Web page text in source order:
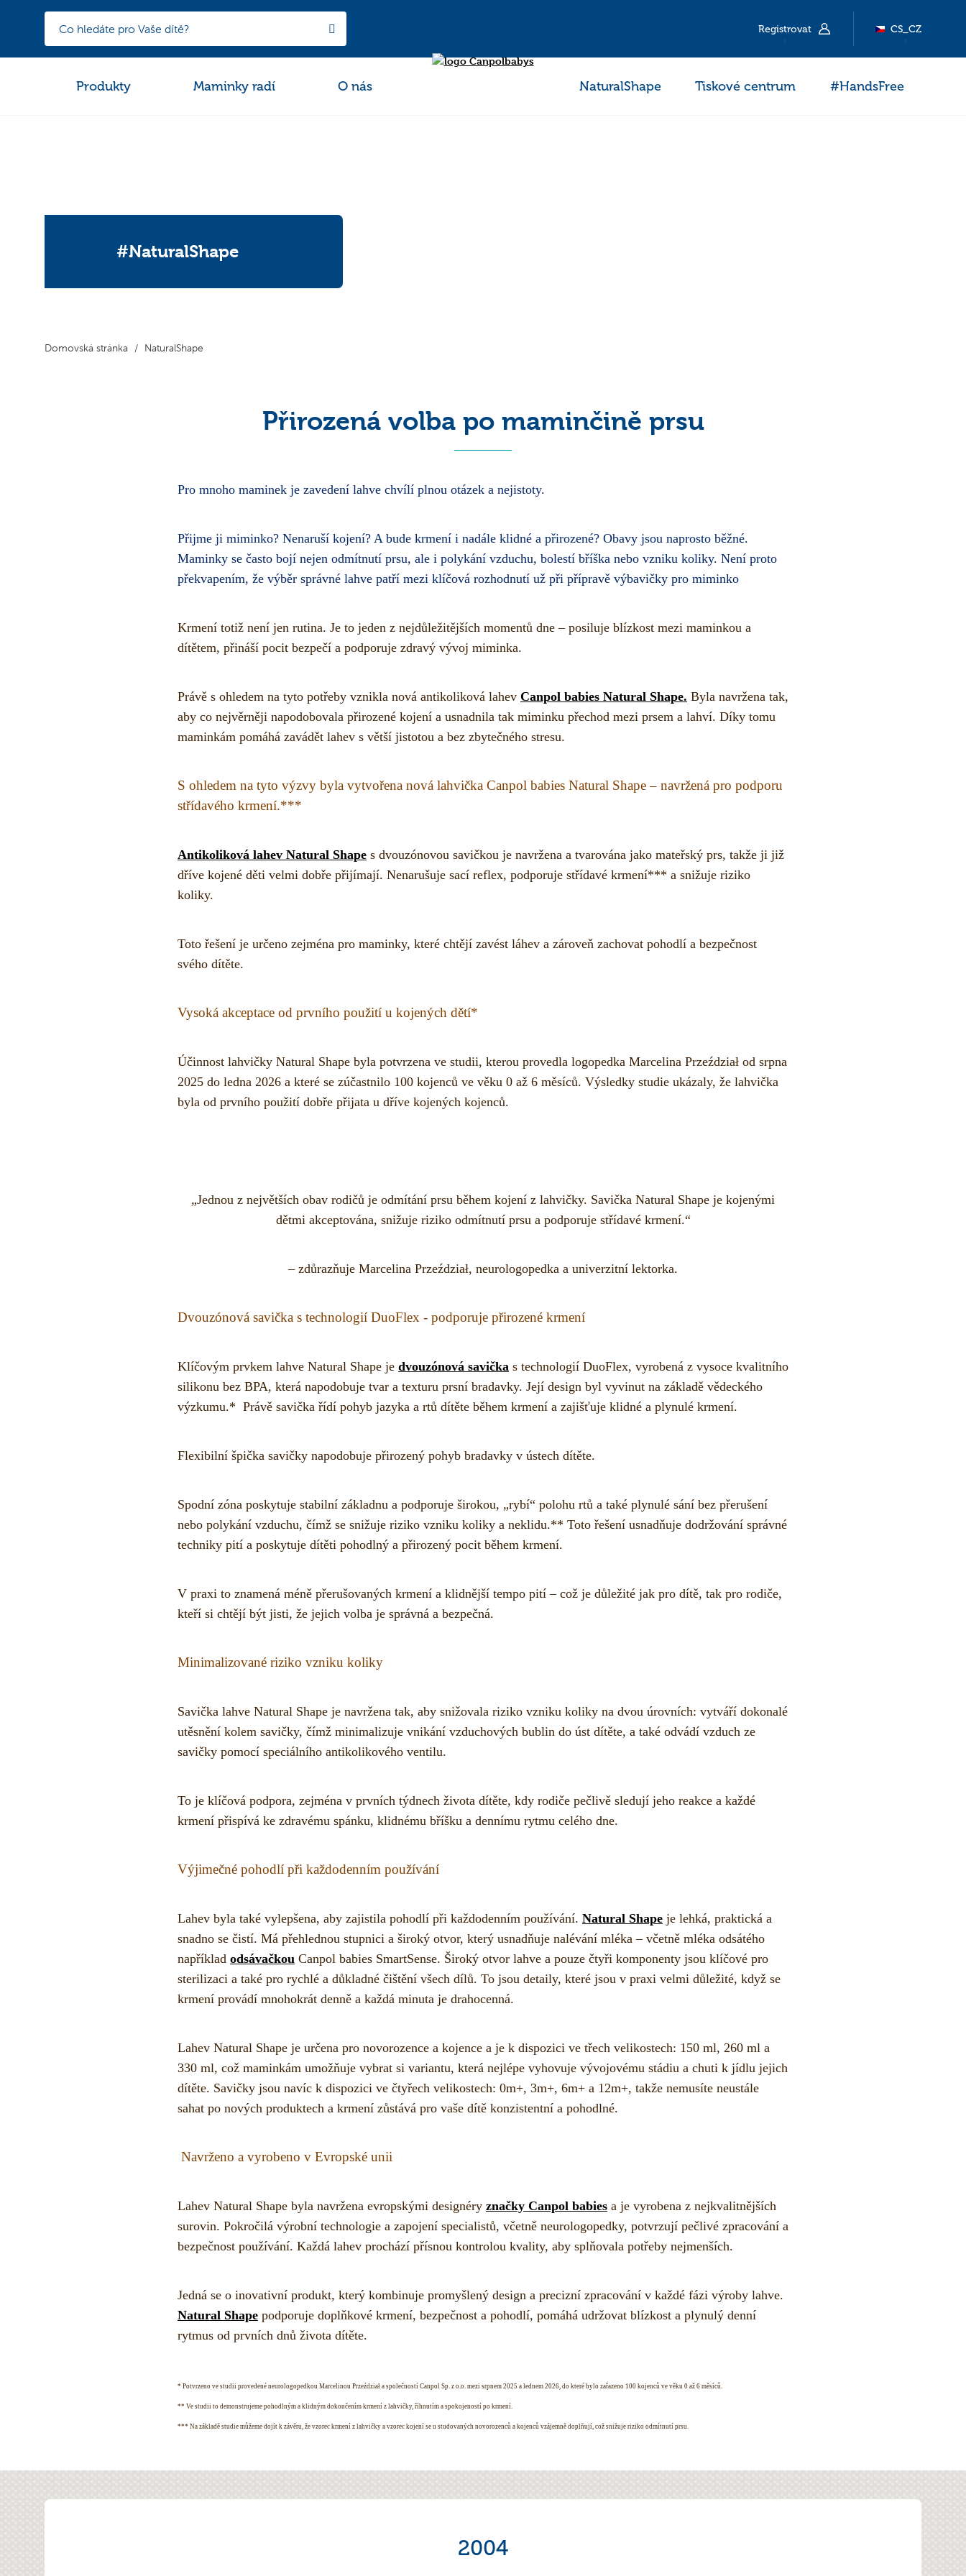
Registrovat CS_CZ
Produkty Maminky radí O nás NaturalShape Tiskové centrum #HandsFree
#NaturalShape
Domovská stránka NaturalShape
Přirozená volba po maminčině prsu
Pro mnoho maminek je zavedení lahve chvílí plnou otázek a nejistoty.
Přijme ji miminko? Nenaruší kojení? A bude krmení i nadále klidné a přirozené? Obavy jsou naprosto běžné.
Maminky se často bojí nejen odmítnutí prsu, ale i polykání vzduchu, bolestí bříška nebo vzniku koliky. Není proto
překvapením, že výběr správné lahve patří mezi klíčová rozhodnutí už při přípravě výbavičky pro miminko
Krmení totiž není jen rutina. Je to jeden z nejdůležitějších momentů dne – posiluje blízkost mezi maminkou a
dítětem, přináší pocit bezpečí a podporuje zdravý vývoj miminka.
Právě s ohledem na tyto potřeby vznikla nová antikoliková lahev Canpol babies Natural Shape. Byla navržena tak,
aby co nejvěrněji napodobovala přirozené kojení a usnadnila tak miminku přechod mezi prsem a lahví. Díky tomu
maminkám pomáhá zavádět lahev s větší jistotou a bez zbytečného stresu.
S ohledem na tyto výzvy byla vytvořena nová lahvička Canpol babies Natural Shape – navržená pro podporu
střídavého krmení.***
Antikoliková lahev Natural Shape s dvouzónovou savičkou je navržena a tvarována jako mateřský prs, takže ji již
dříve kojené děti velmi dobře přijímají. Nenarušuje sací reflex, podporuje střídavé krmení*** a snižuje riziko
koliky.
Toto řešení je určeno zejména pro maminky, které chtějí zavést láhev a zároveň zachovat pohodlí a bezpečnost
svého dítěte.
Vysoká akceptace od prvního použití u kojených dětí*
Účinnost lahvičky Natural Shape byla potvrzena ve studii, kterou provedla logopedka Marcelina Przeździał od srpna
2025 do ledna 2026 a které se zúčastnilo 100 kojenců ve věku 0 až 6 měsíců. Výsledky studie ukázaly, že lahvička
byla od prvního použití dobře přijata u dříve kojených kojenců.
„Jednou z největších obav rodičů je odmítání prsu během kojení z lahvičky. Savička Natural Shape je kojenými
dětmi akceptována, snižuje riziko odmítnutí prsu a podporuje střídavé krmení.“
– zdůrazňuje Marcelina Przeździał, neurologopedka a univerzitní lektorka.
Dvouzónová savička s technologií DuoFlex - podporuje přirozené krmení
Klíčovým prvkem lahve Natural Shape je dvouzónová savička s technologií DuoFlex, vyrobená z vysoce kvalitního
silikonu bez BPA, která napodobuje tvar a texturu prsní bradavky. Její design byl vyvinut na základě vědeckého
výzkumu.* Právě savička řídí pohyb jazyka a rtů dítěte během krmení a zajišťuje klidné a plynulé krmení.
Flexibilní špička savičky napodobuje přirozený pohyb bradavky v ústech dítěte.
Spodní zóna poskytuje stabilní základnu a podporuje širokou, „rybí“ polohu rtů a také plynulé sání bez přerušení
nebo polykání vzduchu, čímž se snižuje riziko vzniku koliky a neklidu.** Toto řešení usnadňuje dodržování správné
techniky pití a poskytuje dítěti pohodlný a přirozený pocit během krmení.
V praxi to znamená méně přerušovaných krmení a klidnější tempo pití – což je důležité jak pro dítě, tak pro rodiče,
kteří si chtějí být jisti, že jejich volba je správná a bezpečná.
Minimalizované riziko vzniku koliky
Savička lahve Natural Shape je navržena tak, aby snižovala riziko vzniku koliky na dvou úrovních: vytváří dokonalé
utěsnění kolem savičky, čímž minimalizuje vnikání vzduchových bublin do úst dítěte, a také odvádí vzduch ze
savičky pomocí speciálního antikolikového ventilu.
To je klíčová podpora, zejména v prvních týdnech života dítěte, kdy rodiče pečlivě sledují jeho reakce a každé
krmení přispívá ke zdravému spánku, klidnému bříšku a dennímu rytmu celého dne.
Výjimečné pohodlí při každodenním používání
Lahev byla také vylepšena, aby zajistila pohodlí při každodenním používání. Natural Shape je lehká, praktická a
snadno se čistí. Má přehlednou stupnici a široký otvor, který usnadňuje nalévání mléka – včetně mléka odsátého
například odsávačkou Canpol babies SmartSense. Široký otvor lahve a pouze čtyři komponenty jsou klíčové pro
sterilizaci a také pro rychlé a důkladné čištění všech dílů. To jsou detaily, které jsou v praxi velmi důležité, když se
krmení provádí mnohokrát denně a každá minuta je drahocenná.
Lahev Natural Shape je určena pro novorozence a kojence a je k dispozici ve třech velikostech: 150 ml, 260 ml a
330 ml, což maminkám umožňuje vybrat si variantu, která nejlépe vyhovuje vývojovému stádiu a chuti k jídlu jejich
dítěte. Savičky jsou navíc k dispozici ve čtyřech velikostech: 0m+, 3m+, 6m+ a 12m+, takže nemusíte neustále
sahat po nových produktech a krmení zůstává pro vaše dítě konzistentní a pohodlné.
Navrženo a vyrobeno v Evropské unii
Lahev Natural Shape byla navržena evropskými designéry značky Canpol babies a je vyrobena z nejkvalitnějších
surovin. Pokročilá výrobní technologie a zapojení specialistů, včetně neurologopedky, potvrzují pečlivé zpracování a
bezpečnost používání. Každá lahev prochází přísnou kontrolou kvality, aby splňovala potřeby nejmenších.
Jedná se o inovativní produkt, který kombinuje promyšlený design a precizní zpracování v každé fázi výroby lahve.
Natural Shape podporuje doplňkové krmení, bezpečnost a pohodlí, pomáhá udržovat blízkost a plynulý denní
rytmus od prvních dnů života dítěte.
* Potvrzeno ve studii provedené neurologopedkou Marcelinou Przeździał a společností Canpol Sp. z o.o. mezi srpnem 2025 a lednem 2026, do které bylo zařazeno 100 kojenců ve věku 0 až 6 měsíců.
** Ve studii to demonstrujeme pohodlným a klidným dokončením krmení z lahvičky, říhnutím a spokojeností po krmení.
*** Na základě studie můžeme dojít k závěru, že vzorec krmení z lahvičky a vzorec kojení se u studovaných novorozenců a kojenců vzájemně doplňují, což snižuje riziko odmítnutí prsu.
2004